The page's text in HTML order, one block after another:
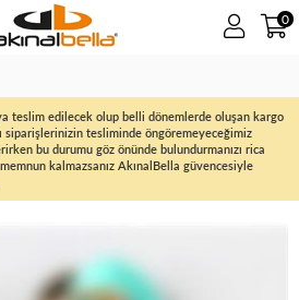
0
teslim edilecek olup belli dönemlerde oluşan kargo
tesliminde öngöremeyeceğimiz
bu durumu göz önünde bulundurmanızı rica
kalmazsanız AkınalBella güvencesiyle